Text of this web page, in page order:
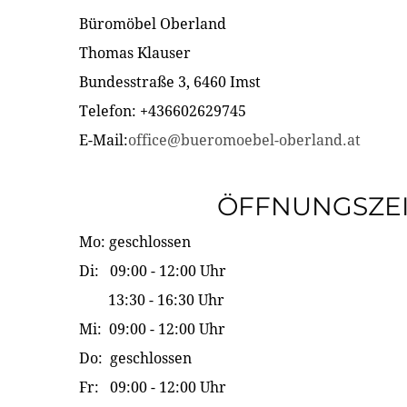
Büromöbel Oberland
Thomas Klauser
Bundesstraße 3, 6460 Imst
Telefon: +436602629745
E-Mail:office@bueromoebel-oberland.at
Mo: geschlossen
Di: 09:00 - 12:00 Uhr
13:30 - 16:30 Uhr
Mi: 09:00 - 12:00 Uhr
Do: geschlossen
Fr: 09:00 - 12:00 Uhr